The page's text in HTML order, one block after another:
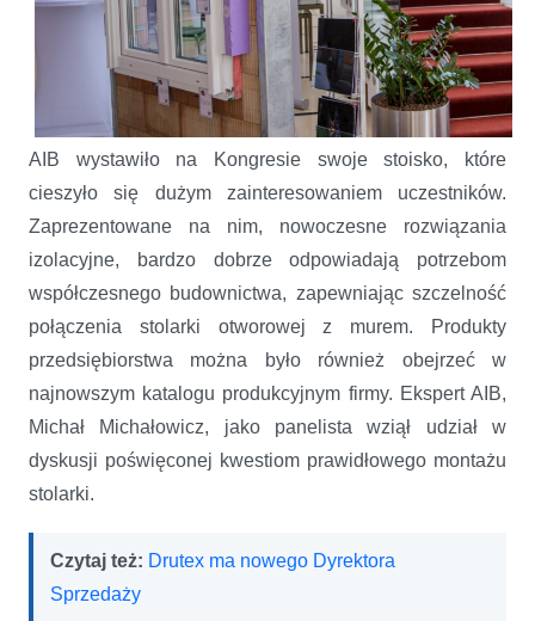
AIB wystawiło na Kongresie swoje stoisko, które
cieszyło się dużym zainteresowaniem uczestników.
Zaprezentowane na nim, nowoczesne rozwiązania
izolacyjne, bardzo dobrze odpowiadają potrzebom
współczesnego budownictwa, zapewniając szczelność
połączenia stolarki otworowej z murem. Produkty
przedsiębiorstwa można było również obejrzeć w
najnowszym katalogu produkcyjnym firmy. Ekspert AIB,
Michał Michałowicz, jako panelista wziął udział w
dyskusji poświęconej kwestiom prawidłowego montażu
stolarki.
Czytaj też: Drutex ma nowego Dyrektora
Sprzedaży